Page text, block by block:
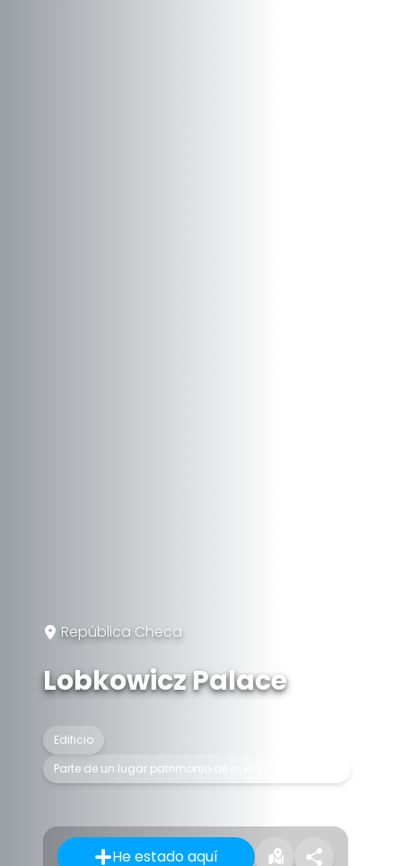
República Checa
Lobkowicz Palace
Edificio
Parte de un lugar patrimonio de la República Checa
He estado aquí